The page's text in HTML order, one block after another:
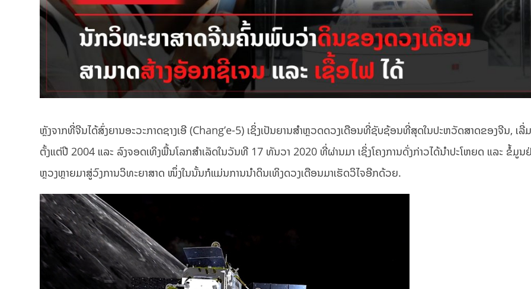
ຫຼັງຈາກທີ່ຈີນໄດ້ສົ່ງຍານອະວະກາດຊາງເອີ (Chang’e-5) ເຊິ່ງເປັນຍານສໍາຫຼວດດວງເດືອນທີ່ຊັບຊ້ອນທີ່ສຸດໃນປະຫວັດສາດຂອງຈີນ, ເລີ່
ຕັ້ງແຕ່ປີ 2004 ແລະ ລົງຈອດເທິງພື້ນໂລກສໍາເລັດໃນວັນທີ 17 ທັນວາ 2020 ທີ່ຜ່ານມາ ເຊິ່ງໂຄງການດັ່ງກ່າວໄດ້ນຳປະໂຫຍດ ແລະ ຂໍ້ມູນ
ຫຼວງຫຼາຍມາສູ່ວົງການວິທະຍາສາດ ໜຶ່ງໃນນັ້ນກໍແມ່ນການນຳດິນເທິງດວງເດືອນມາເຮັດວິໄຈອີກດ້ວຍ.